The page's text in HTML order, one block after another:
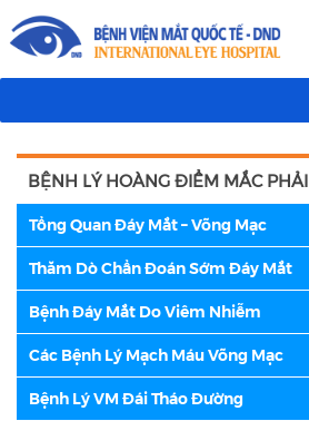
BỆNH LÝ HOÀNG ĐIỂM MẮC PHẢI
Tổng Quan Đáy Mắt – Võng Mạc
Thăm Dò Chẩn Đoán Sớm Đáy Mắt
Bệnh Đáy Mắt Do Viêm Nhiễm
Các Bệnh Lý Mạch Máu Võng Mạc
Bệnh Lý VM Đái Tháo Đường